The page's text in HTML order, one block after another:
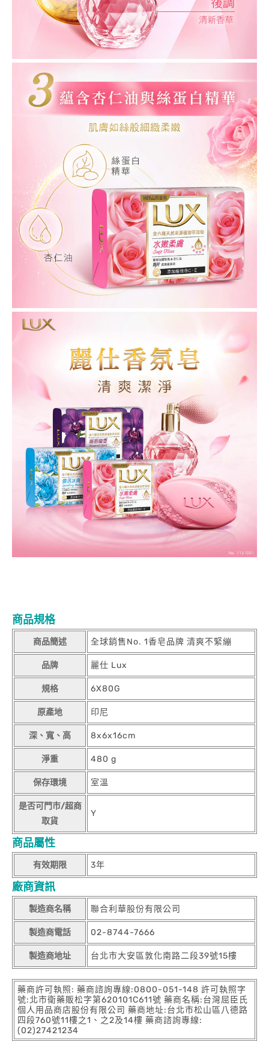
商品規格
商品簡述 全球銷售No. 1香皂品牌 清爽不緊繃
品牌 麗仕 Lux
規格 6X80G
原產地 印尼
深、寬、高 8x6x16cm
淨重 480 g
保存環境 室溫
是否可門市/超商
取貨
Y
商品屬性
有效期限 3年
廠商資訊
製造商名稱 聯合利華股份有限公司
製造商電話 02-8744-7666
製造商地址 台北市大安區敦化南路二段39號15樓
藥商許可執照: 藥商諮詢專線:0800-051-148 許可執照字
號:北市衛藥販松字第620101C611號 藥商名稱:台灣屈臣氏
個人用品商店股份有限公司 藥商地址:台北市松山區八德路
四段760號11樓之1、之2及14樓 藥商諮詢專線:
(02)27421234